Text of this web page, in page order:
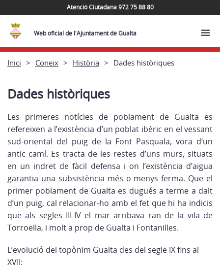
Atenció Ciutadana 972 75 88 80
Web oficial de l'Ajuntament de Gualta
Inici Coneix Història Dades històriques
Dades històriques
Les primeres notícies de poblament de Gualta es
refereixen a l’existència d’un poblat ibèric en el vessant
sud-oriental del puig de la Font Pasquala, vora d’un
antic camí. Es tracta de les restes d’uns murs, situats
en un indret de fàcil defensa i on l’existència d’aigua
garantia una subsistència més o menys ferma. Que el
primer poblament de Gualta es dugués a terme a dalt
d’un puig, cal relacionar-ho amb el fet que hi ha indicis
que als segles III-IV el mar arribava ran de la vila de
Torroella, i molt a prop de Gualta i Fontanilles.
L’evolució del topònim Gualta des del segle IX fins al
XVII: